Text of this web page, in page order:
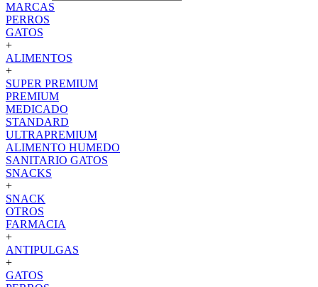
MARCAS
PERROS
GATOS
+
ALIMENTOS
+
SUPER PREMIUM
PREMIUM
MEDICADO
STANDARD
ULTRAPREMIUM
ALIMENTO HUMEDO
SANITARIO GATOS
SNACKS
+
SNACK
OTROS
FARMACIA
+
ANTIPULGAS
+
GATOS